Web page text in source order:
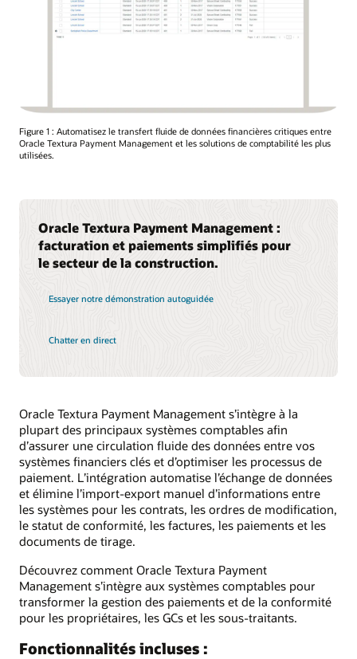
Figure 1 : Automatisez le transfert fluide de données financières critiques entre
Oracle Textura Payment Management et les solutions de comptabilité les plus
utilisées.
Oracle Textura Payment Management :
facturation et paiements simplifiés pour
le secteur de la construction.
Essayer notre démonstration autoguidée
Chatter en direct
Oracle Textura Payment Management s’intègre à la
plupart des principaux systèmes comptables afin
d’assurer une circulation fluide des données entre vos
systèmes financiers clés et d’optimiser les processus de
paiement. L’intégration automatise l’échange de données
et élimine l’import-export manuel d’informations entre
les systèmes pour les contrats, les ordres de modification,
le statut de conformité, les factures, les paiements et les
documents de tirage.
Découvrez comment Oracle Textura Payment
Management s’intègre aux systèmes comptables pour
transformer la gestion des paiements et de la conformité
pour les propriétaires, les GCs et les sous-traitants.
Fonctionnalités incluses :